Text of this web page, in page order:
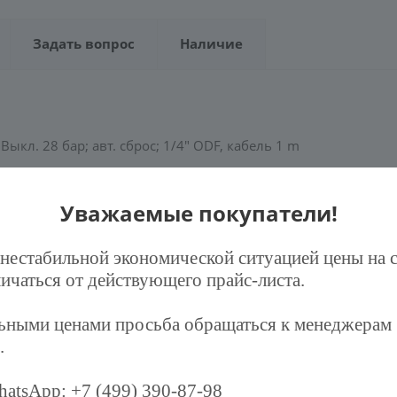
Задать вопрос Наличие
28 бар; авт. сброс; 1/4" ODF, кабель 1 m
по размеру картриджные реле давления мембранного
насосах.Реле давления типа ACB могут испол;Реле
для использования в холодильных
в электронной форме);В комплект поставки входит:-
Уважаемые покупатели!
экономической ситуацией цены на
от действующего прайс-листа.
ценами просьба обращаться к менеджерам
+7 (499) 390-87-98